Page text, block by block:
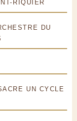
RIQUIER
DU
UN CYCLE